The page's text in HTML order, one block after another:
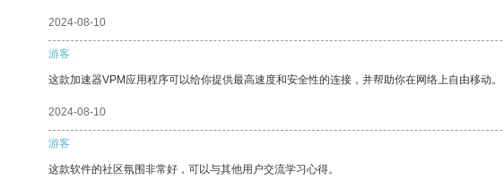
2024-08-10
游客
这款加速器VPM应用程序可以给你提供最高速度和安全性的连接，并帮助你在网络上自由移动。
2024-08-10
游客
这款软件的社区氛围非常好，可以与其他用户交流学习心得。